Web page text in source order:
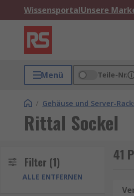
WissensportalUnsere
Menü Teile-Nr.
/ Gehäuse und Server-
Rittal Sockel
Filter (1)
ALLE ENTFERNEN
41